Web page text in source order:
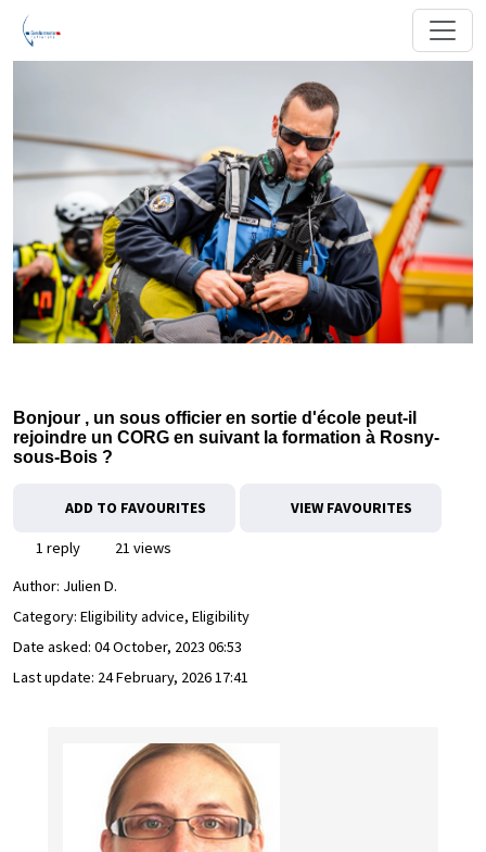
Bonjour , un sous officier en sortie d'école peut-il
rejoindre un CORG en suivant la formation à Rosny-
sous-Bois ?
ADD TO FAVOURITES VIEW FAVOURITES
1 reply
21 views
Author: Julien D.
Category: Eligibility advice, Eligibility
Date asked: 04 October, 2023 06:53
Last update: 24 February, 2026 17:41